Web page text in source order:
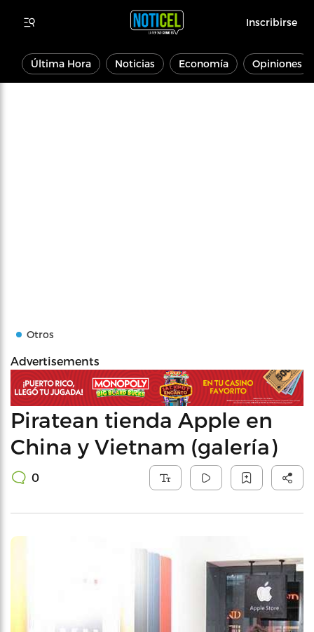
Inscribirse
Última Hora Noticias Economía Opiniones
Otros
Advertisements
Piratean tienda Apple en
China y Vietnam (galería)
0